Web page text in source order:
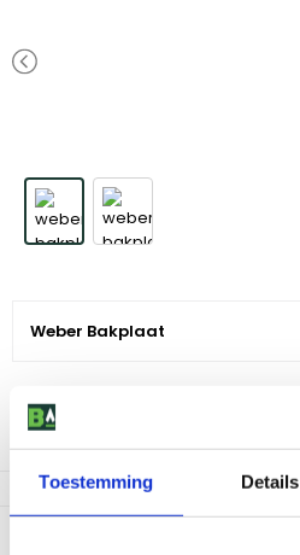
Toestemming Details
Weber Bakplaat
59,99